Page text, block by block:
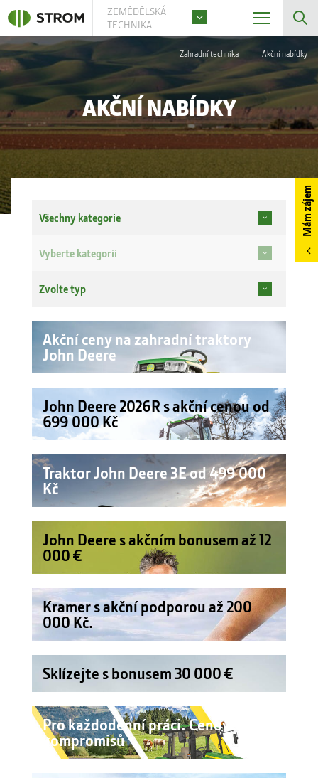
ZEMĚDĚLSKÁ
TECHNIKA
Zahradní technika Akční nabídky
AKČNÍ NABÍDKY
Všechny kategorie
Vyberte kategorii
Zvolte typ
Akční ceny na zahradní traktory
John Deere
John Deere 2026R s akční cenou od
699 000 Kč
Traktor John Deere 3E od 499 000
Kč
John Deere s akčním bonusem až 12
000 €
Kramer s akční podporou až 200
000 Kč.
Sklízejte s bonusem 30 000 €
Pro každodenní práci. Cenově bez
kompromisů
Mám zájem